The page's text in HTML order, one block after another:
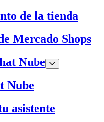
de la tienda
Mercado Shops
Nube
Nube
asistente